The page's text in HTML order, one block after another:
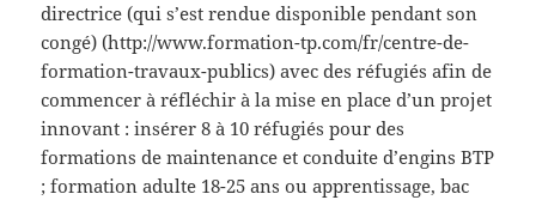
directrice (qui s’est rendue disponible pendant son
congé) (http://www.formation-tp.com/fr/centre-de-
formation-travaux-publics) avec des réfugiés afin de
commencer à réfléchir à la mise en place d’un projet
innovant : insérer 8 à 10 réfugiés pour des
formations de maintenance et conduite d’engins BTP
; formation adulte 18-25 ans ou apprentissage, bac